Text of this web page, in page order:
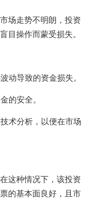
场走势不明朗，投资
操作而蒙受损失。
动导致的资金损失。
的安全。
术分析，以便在市场
这种情况下，该投资
的基本面良好，且市